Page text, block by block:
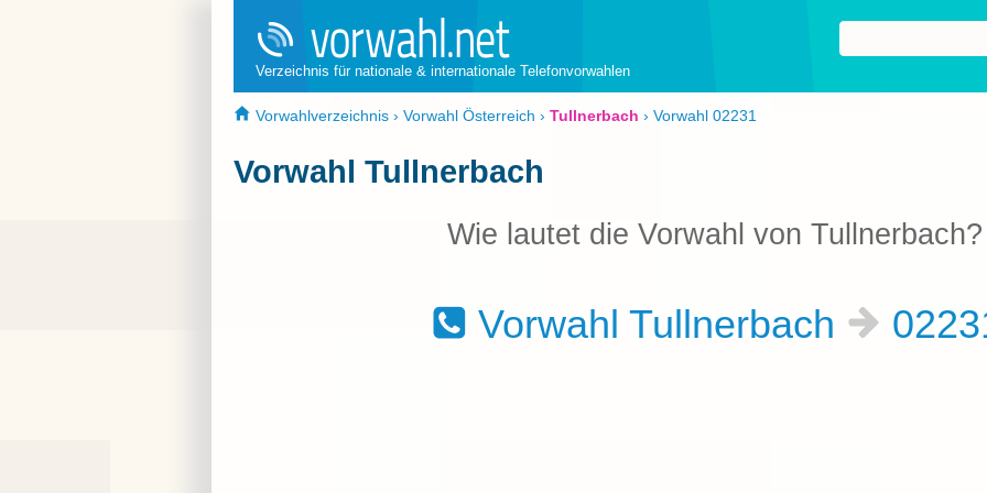
Verzeichnis für nationale & internationale Telefonvorwahlen
Vorwahlverzeichnis › Vorwahl Österreich › Tullnerbach › Vorwahl 02231
Vorwahl Tullnerbach
Wie lautet die Vorwahl von Tullnerbach?
Vorwahl Tullnerbach